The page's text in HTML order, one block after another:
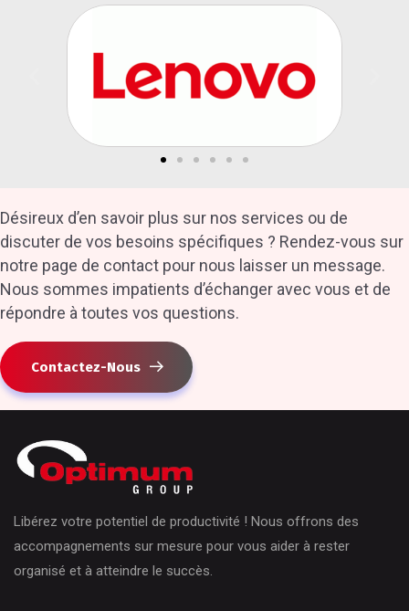
Désireux d’en savoir plus sur nos services ou de
discuter de vos besoins spécifiques ? Rendez-vous sur
notre page de contact pour nous laisser un message.
Nous sommes impatients d’échanger avec vous et de
répondre à toutes vos questions.
Contactez-Nous
Libérez votre potentiel de productivité ! Nous offrons des
accompagnements sur mesure pour vous aider à rester
organisé et à atteindre le succès.